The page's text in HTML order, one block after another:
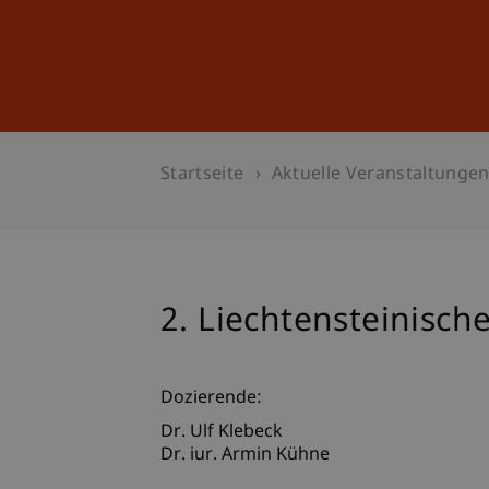
Startseite Aktuelle Veranstaltungen
2.
Dozierende:
Dr. Ulf Klebeck
Dr. iur. Armin Kühne